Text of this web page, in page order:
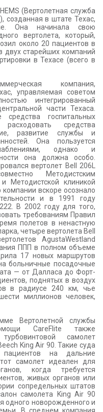
(Вертолетная служба
созданная в штате Техас,
Она начинала свою
вертолета, который,
около 20 пациентов в
двух старейших компаний
в Техасе (всего в
компания,
управляемая советом
интегрированный
части Техаса.
госпитальных
средства
развитие службы и
Она пользуется
однако и
она должна особо.
вертолет Bell 206L
Методистским
Методистской клиникой
вскоре осознало
и в 1991 году
В 2002 году для того,
требованиям Правил
полетов в ненастную
четыре вертолета Bell
AgustaWestland
ППП в полном объеме
17 новых маршрутов
больничные посадочные
— от Далласа до Форт-
поднятых в воздух
в радиусе 240 км, чье
миллионов человек,
Вертолетной службы
CareFlite также
самолет
King Air 90. Такие суда
пациентов на дальние
самолет идеален для
когда требуется
живых органов или
сопредельных штатов
самолета King Air 90
одного новорожденного и